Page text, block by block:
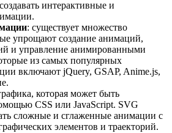
интерактивные и
: существует множество
упрощают создание анимаций,
и управление анимированными
из самых популярных
включают jQuery, GSAP, Anime.js,
которая может быть
CSS или JavaScript. SVG
сложные и сглаженные анимации с
элементов и траекторий.